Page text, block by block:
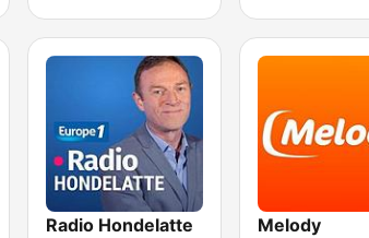
Radio Hondelatte Melody